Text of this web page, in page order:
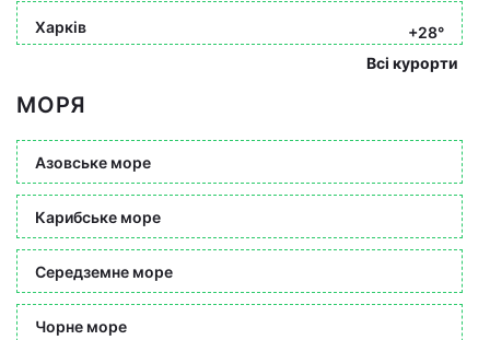
Харків
+28°
Всі курорти
МОРЯ
Азовське море
Карибське море
Середземне море
Чорне море